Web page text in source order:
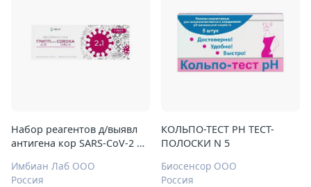
Набор реагентов д/выявл
антигена кор SARS-CoV-2 и
Арт.iKR-004/1.1
Имбиан Лаб ООО
Россия
КОЛЬПО-ТЕСТ РН ТЕСТ-
ПОЛОСКИ N 5
Биосенсор ООО
Россия